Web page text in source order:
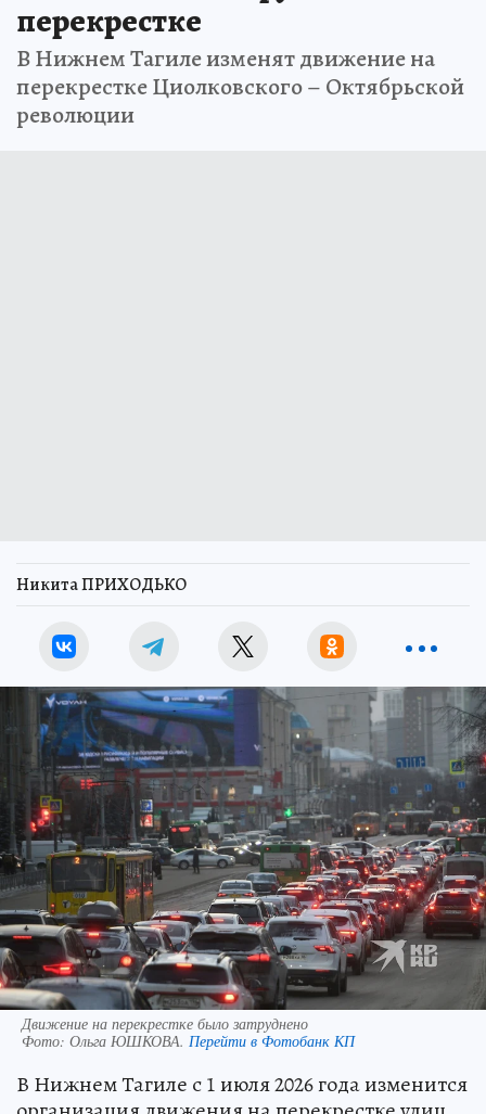
перекрестке
В Нижнем Тагиле изменят движение на
перекрестке Циолковского – Октябрьской
революции
Никита ПРИХОДЬКО
Движение на перекрестке было затруднено
Фото: Ольга ЮШКОВА. Перейти в Фотобанк КП
В Нижнем Тагиле с 1 июля 2026 года изменится